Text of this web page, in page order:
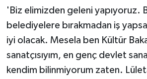
'Biz elimizden geleni yapıyoruz.
belediyelere bırakmadan iş
iyi olacak. Mesela ben Kültür
sanatçısıyım, en genç devlet
kendim bilinmiyorum zaten.